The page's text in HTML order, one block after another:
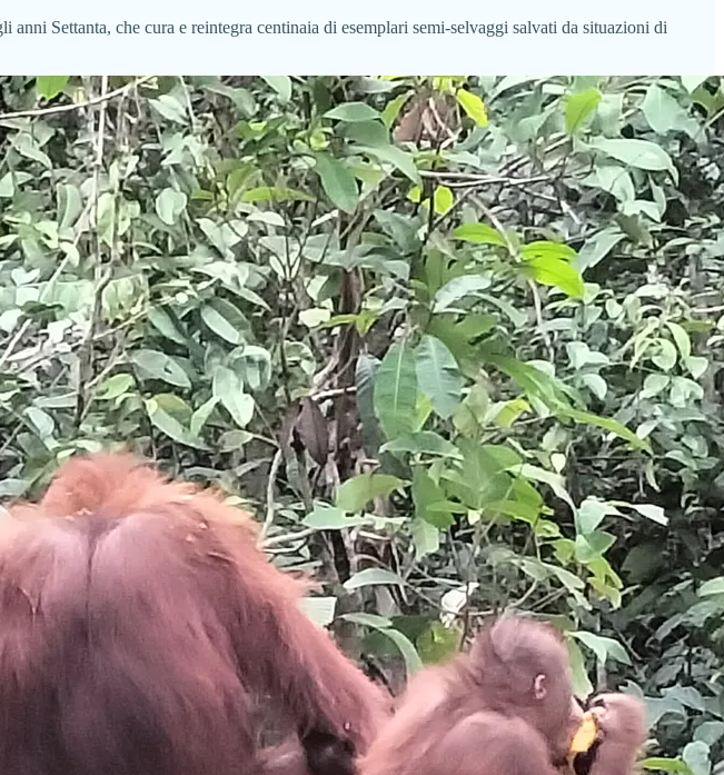
Settanta, che cura e reintegra centinaia di esemplari semi-selvaggi salvati da situazioni di